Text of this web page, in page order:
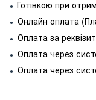
● Готівкою при
● Онлайн оплата
● Оплата за
● Оплата через
● Оплата через